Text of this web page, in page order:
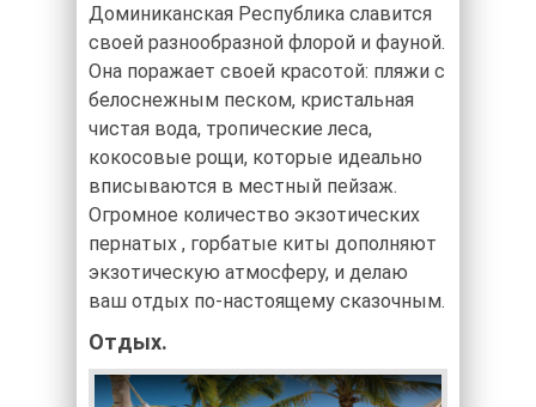
Доминиканская Республика славится
своей разнообразной флорой и фауной.
Она поражает своей красотой: пляжи с
белоснежным песком, кристальная
чистая вода, тропические леса,
кокосовые рощи, которые идеально
вписываются в местный пейзаж.
Огромное количество экзотических
пернатых , горбатые киты дополняют
экзотическую атмосферу, и делаю
ваш отдых по-настоящему сказочным.
Отдых.